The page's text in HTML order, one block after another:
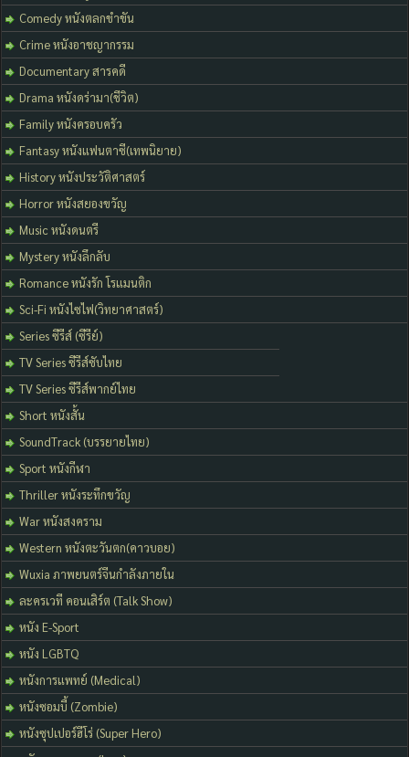
Comedy หนังตลกขำขัน
Crime หนังอาชญากรรม
Documentary สารคดี
Drama หนังดร่ามา(ชีวิต)
Family หนังครอบครัว
Fantasy หนังแฟนตาซี(เทพนิยาย)
History หนังประวัติศาสตร์
Horror หนังสยองขวัญ
Music หนังดนตรี
Mystery หนังลึกลับ
Romance หนังรัก โรแมนติก
Sci-Fi หนังไซไฟ(วิทยาศาสตร์)
Series ซีรีส์ (ซีรีย์)
TV Series ซีรีส์ซับไทย
TV Series ซีรีส์พากย์ไทย
Short หนังสั้น
SoundTrack (บรรยายไทย)
Sport หนังกีฬา
Thriller หนังระทึกขวัญ
War หนังสงคราม
Western หนังตะวันตก(คาวบอย)
Wuxia ภาพยนตร์จีนกำลังภายใน
ละครเวที คอนเสิร์ต (Talk Show)
หนัง E-Sport
หนัง LGBTQ
หนังการแพทย์ (Medical)
หนังซอมบี้ (Zombie)
หนังซุปเปอร์ฮีโร่ (Super Hero)